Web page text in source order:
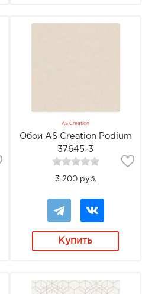
AS Creation
Обои AS Creation Podium
37645-3
3 200 руб.
Купить